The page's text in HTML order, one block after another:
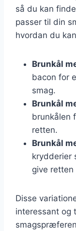
så du kan
passer til din
hvordan du
Brunkål
bacon for
smag.
Brunkål
brunkålen
retten.
Brunkål
krydderier
give
Disse
interessant og